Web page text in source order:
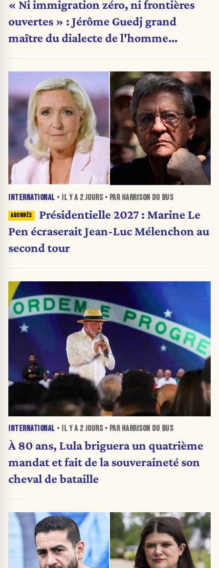
« Ni immigration zéro, ni frontières
ouvertes » : Jérôme Guedj grand
maître du dialecte de l'homme
INTERNATIONAL • IL Y A 2 JOURS• PAR HARRISON DU BUS
Présidentielle 2027 : Marine Le
Pen écraserait Jean-Luc Mélenchon au
second tour
INTERNATIONAL • IL Y A 2 JOURS• PAR HARRISON DU BUS
À 80 ans, Lula briguera un quatrième
mandat et fait de la souveraineté son
cheval de bataille